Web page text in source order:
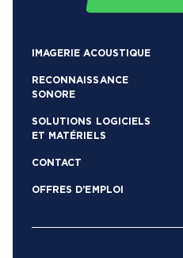
IMAGERIE ACOUSTIQUE
RECONNAISSANCE
SONORE
SOLUTIONS LOGICIELS
ET MATÉRIELS
CONTACT
OFFRES D’EMPLOI